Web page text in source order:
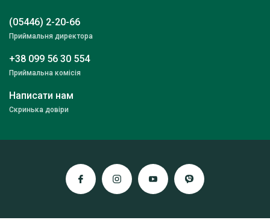
(05446) 2-20-66
Приймальня директора
+38 099 56 30 554
Приймальна комісія
Написати нам
Скринька довіри